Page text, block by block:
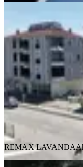
1 Oda
REMAX LAVANDA
REMAX LAVANDA